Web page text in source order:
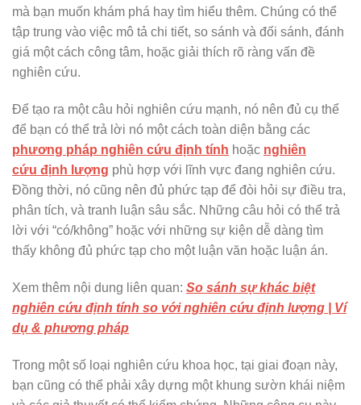
mà bạn muốn khám phá hay tìm hiểu thêm. Chúng có thể
tập trung vào việc mô tả chi tiết, so sánh và đối sánh, đánh
giá một cách công tâm, hoặc giải thích rõ ràng vấn đề
nghiên cứu.
Để tạo ra một câu hỏi nghiên cứu mạnh, nó nên đủ cụ thể
để bạn có thể trả lời nó một cách toàn diện bằng các
phương pháp nghiên cứu định tính hoặc nghiên
cứu định lượng phù hợp với lĩnh vực đang nghiên cứu.
Đồng thời, nó cũng nên đủ phức tạp để đòi hỏi sự điều tra,
phân tích, và tranh luận sâu sắc. Những câu hỏi có thể trả
lời với “có/không” hoặc với những sự kiện dễ dàng tìm
thấy không đủ phức tạp cho một luận văn hoặc luận án.
Xem thêm nội dung liên quan: So sánh sự khác biệt
nghiên cứu định tính so với nghiên cứu định lượng | Ví
dụ & phương pháp
Trong một số loại nghiên cứu khoa học, tại giai đoạn này,
bạn cũng có thể phải xây dựng một khung sườn khái niệm